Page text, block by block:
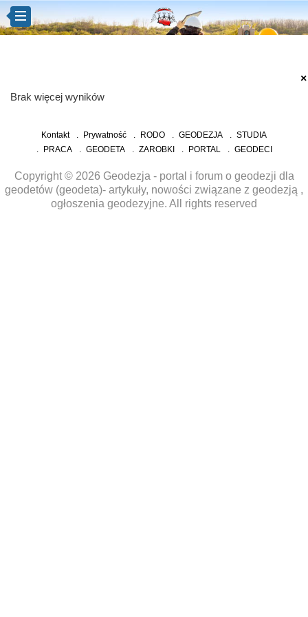
×
Brak więcej wyników
Kontakt Prywatność RODO GEODEZJA
STUDIA
PRACA
GEODETA ZAROBKI PORTAL GEODECI
Copyright © 2026 Geodezja - portal i forum o geodezji dla
geodetów (geodeta)- artykuły, nowości związane z geodezją ,
ogłoszenia geodezyjne. All rights reserved